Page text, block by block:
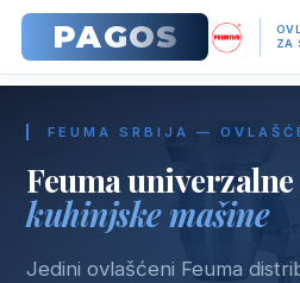
PAGOS
ZA
FEUMA SRBIJA —
Feuma univerzalne
kuhinjske mašine
Jedini ovlašćeni Feuma